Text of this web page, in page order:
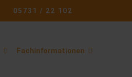
05731 / 22 102
Fachinformationen